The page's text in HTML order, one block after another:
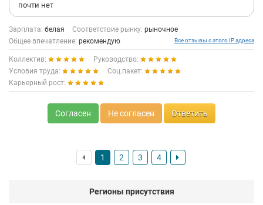
почти нет
Зарплата: белая Соответствие рынку: рыночное
Общее впечатление: рекомендую Все отзывы с этого IP адреса
Коллектив:
Руководство:
Условия труда:
Соц.пакет:
Карьерный рост:
Согласен Не согласен Ответить
1 2 3 4
Регионы присутствия